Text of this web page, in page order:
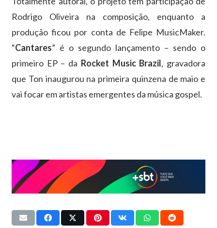
Rodrigo Oliveira na composição, enquanto a
produção ficou por conta de Felipe MusicMaker.
“Cantares” é o segundo lançamento – sendo o
primeiro EP – da Rocket Music Brazil, gravadora
que Ton inaugurou na primeira quinzena de maio e
vai focar em artistas emergentes da música gospel.